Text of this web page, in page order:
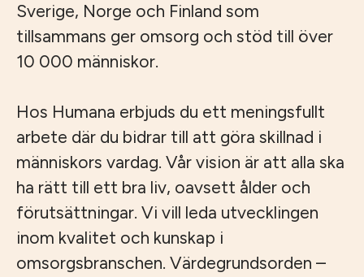
Sverige, Norge och Finland som
tillsammans ger omsorg och stöd till över
10 000 människor.
Hos Humana erbjuds du ett meningsfullt
arbete där du bidrar till att göra skillnad i
människors vardag. Vår vision är att alla ska
ha rätt till ett bra liv, oavsett ålder och
förutsättningar. Vi vill leda utvecklingen
inom kvalitet och kunskap i
omsorgsbranschen. Värdegrundsorden –